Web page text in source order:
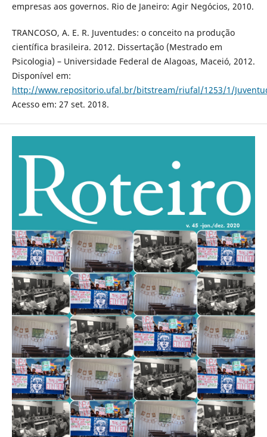
empresas aos governos. Rio de Janeiro: Agir Negócios, 2010.
TRANCOSO, A. E. R. Juventudes: o conceito na produção
científica brasileira. 2012. Dissertação (Mestrado em
Psicologia) – Universidade Federal de Alagoas, Maceió, 2012.
Disponível em:
http://www.repositorio.ufal.br/bitstream/riufal/1253/1/
Acesso em: 27 set. 2018.